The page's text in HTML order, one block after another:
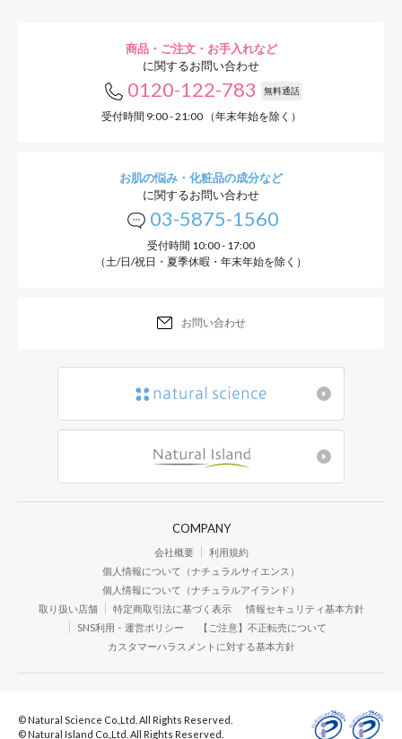
商品・ご注文・お手入れなど
に関するお問い合わせ
0120-122-783 無料通話
受付時間 9:00 - 21:00 （年末年始を除く）
お肌の悩み・化粧品の成分など
に関するお問い合わせ
03-5875-1560
受付時間 10:00 - 17:00
（土/日/祝日・夏季休暇・年末年始を除く）
お問い合わせ
COMPANY
会社概要
利用規約
個人情報について（ナチュラルサイエンス）
個人情報について（ナチュラルアイランド）
取り扱い店舗
特定商取引法に基づく表示
情報セキュリティ基本方針
SNS利用・運営ポリシー
【ご注意】不正転売について
カスタマーハラスメントに対する基本方針
© Natural Science Co.,Ltd. All Rights Reserved.
© Natural Island Co.,Ltd. All Rights Reserved.